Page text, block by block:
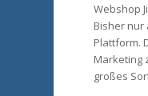
Webshop
Bisher nur
Plattform.
Marketing
großes